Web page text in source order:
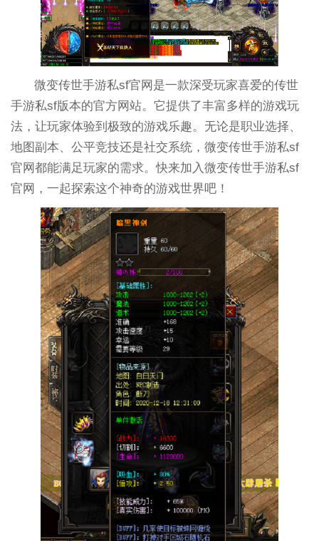
微变传世手游私sf官网是一款深受玩家喜爱的传世
手游私sf版本的官方网站。它提供了丰富多样的游戏玩
法，让玩家体验到极致的游戏乐趣。无论是职业选择、
地图副本、公平竞技还是社交系统，微变传世手游私sf
官网都能满足玩家的需求。快来加入微变传世手游私sf
官网，一起探索这个神奇的游戏世界吧！